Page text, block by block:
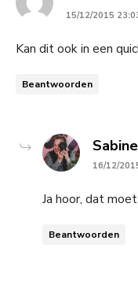
15/12/2015
Kan dit ook in een
Beantwoorden
Sabine
16/12/
Ja hoor, dat
Beantwoorden